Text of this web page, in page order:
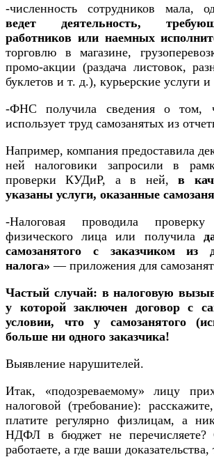
-численность сотрудников мала,
ведет деятельность,
работников или наемных
торговлю в магазине,
промо-акции (раздача листовок,
буклетов и т. д.), курьерские услуги и
-ФНС получила сведения о том,
использует труд самозанятых из
Например, компания предоставила
ней налоговики запросили в
проверки КУДиР, а в ней,в
указаны услуги, оказанные
-Налоговая проводила
физического лица или получила
самозанятого с заказчиком из
налога» — приложения для
Частый случай: в налоговую
у которой заключен договор с
условии, что у самозанятого
больше ни одного заказчика!
Выявление нарушителей.
Итак, «подозреваемому» лицу
налоговой (требование):
платите регулярно физлицам, а
НДФЛ в бюджет не перечисляете?
работаете, а где ваши